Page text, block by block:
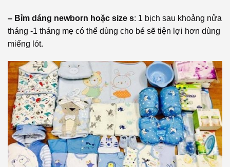
– Bỉm dáng newborn hoặc size s: 1 bịch sau khoảng nửa
tháng -1 tháng mẹ có thể dùng cho bé sẽ tiện lợi hơn dùng
miếng lót.